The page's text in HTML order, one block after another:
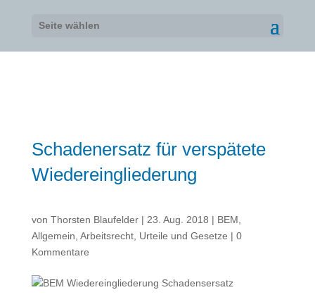
Seite wählen
Schadenersatz für verspätete
Wiedereingliederung
von Thorsten Blaufelder| 23. Aug. 2018 | BEM
Allgemein Arbeitsrecht, Urteile und Gesetze | 0
Kommentare